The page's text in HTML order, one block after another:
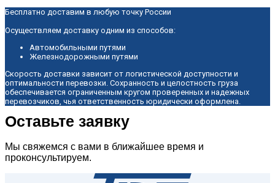
Бесплатно доставим в любую точку России
Осуществляем доставку одним из способов:
Автомобильными путями
Железнодорожными путями
Скорость доставки зависит от логистической доступности и
оптимальности перевозки. Сохранность и целостность груза
обеспечивается ограниченным кругом проверенных и надежных
перевозчиков, чья ответственность юридически оформлена.
Оставьте заявку
Мы свяжемся с вами в ближайшее время и
проконсультируем.